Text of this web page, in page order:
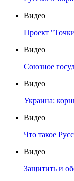
Видео
Проект
Видео
Союзное
Видео
Украина:
Видео
Что такое
Видео
Защитить и